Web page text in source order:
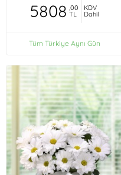
5808 ,00
TL
KDV
Dahil
Tüm Türkiye Aynı Gün